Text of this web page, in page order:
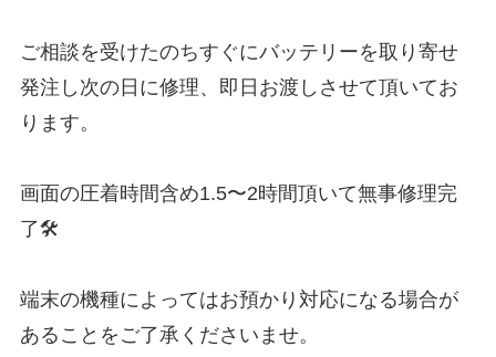
ご相談を受けたのちすぐにバッテリーを取り寄せ
発注し次の日に修理、即日お渡しさせて頂いてお
ります。
画面の圧着時間含め1.5〜2時間頂いて無事修理完
了🛠
端末の機種によってはお預かり対応になる場合が
あることをご了承くださいませ。